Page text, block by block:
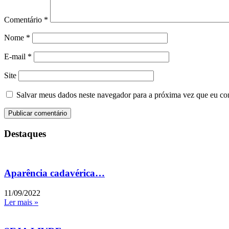
Comentário *
Nome *
E-mail *
Site
Salvar meus dados neste navegador para a próxima vez que eu
Destaques
Aparência cadavérica…
11/09/2022
Ler mais »